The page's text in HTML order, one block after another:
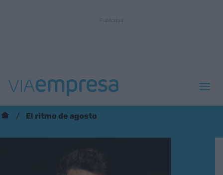
El ritmo de agosto